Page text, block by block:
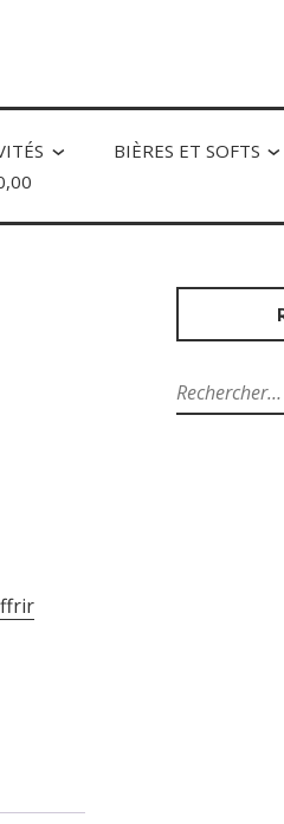
BIÈRES ET SOFTS
Rechercher :